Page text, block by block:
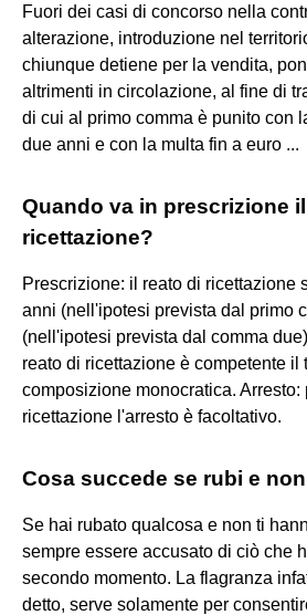
Fuori dei casi di concorso nella
alterazione, introduzione nel
chiunque detiene per la vendita,
altrimenti in circolazione, al fine di
di cui al primo comma è punito con
due anni e con la multa fin a euro ...
Quando va in prescrizione
ricettazione?
Prescrizione: il reato di ricettazione
anni (nell'ipotesi prevista dal primo
(nell'ipotesi prevista dal comma
reato di ricettazione è competente il
composizione monocratica. Arresto:
ricettazione l'arresto è facoltativo.
Cosa succede se rubi e
Se hai rubato qualcosa e non ti
sempre essere accusato di ciò che
secondo momento. La flagranza
detto, serve solamente per